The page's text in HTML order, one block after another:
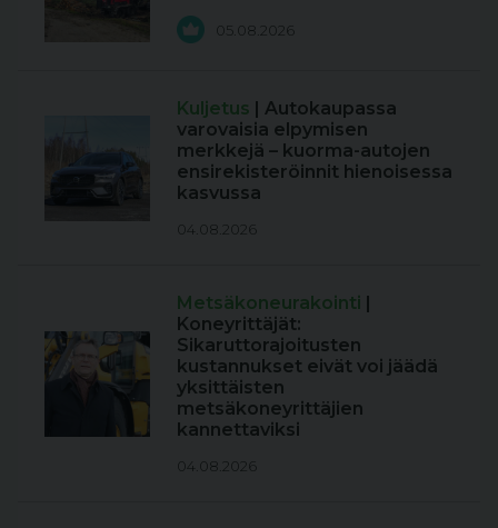
05.08.2026
Kuljetus | Autokaupassa
varovaisia elpymisen
merkkejä – kuorma-autojen
ensirekisteröinnit hienoisessa
kasvussa
04.08.2026
Metsäkoneurakointi |
Koneyrittäjät:
Sikaruttorajoitusten
kustannukset eivät voi jäädä
yksittäisten
metsäkoneyrittäjien
kannettaviksi
04.08.2026